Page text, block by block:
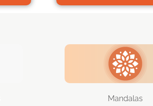
Mandalas